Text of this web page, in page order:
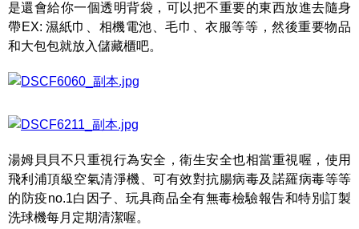
是還會給你一個透明背袋，可以把不重要的東西放進去隨身
帶EX: 濕紙巾、相機電池、毛巾、衣服等等，然後重要物品
和大包包就放入儲藏櫃吧。
湯姆貝貝不只重視行為安全，衛生安全也相當重視喔，使用
飛利浦頂級空氣清淨機、可有效對抗腸病毒及諾羅病毒等等
的防疫no.1白因子、玩具商品全有無毒檢驗報告和特別訂製
洗球機每月定期清潔喔。